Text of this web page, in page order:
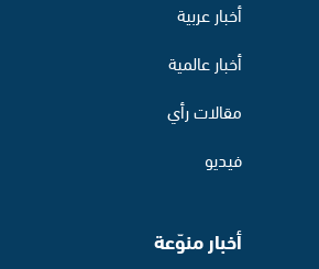
أخبار عربية
أخبار عالمية
مقالات رأي
فيديو
أخبار منوّعة